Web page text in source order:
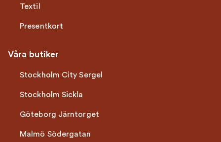
Textil
Presentkort
Våra butiker
Stockholm City Sergel
Stockholm Sickla
Göteborg Järntorget
Malmö Södergatan